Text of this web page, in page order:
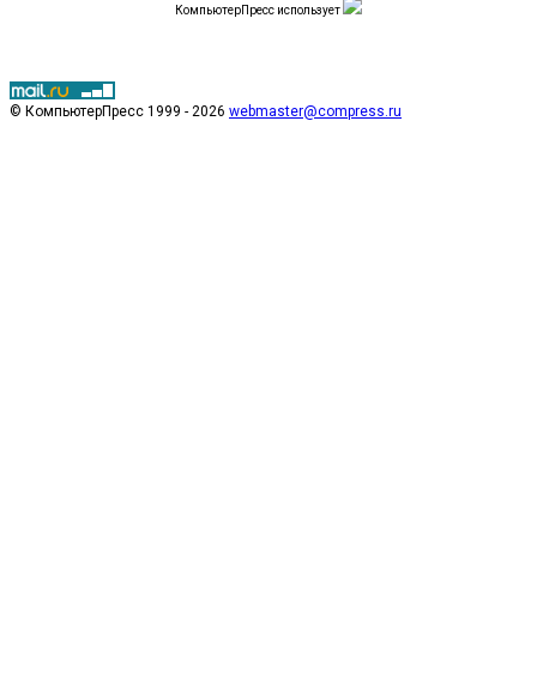
КомпьютерПресс использует
© КомпьютерПресс 1999 - 2026 webmaster@compress.ru